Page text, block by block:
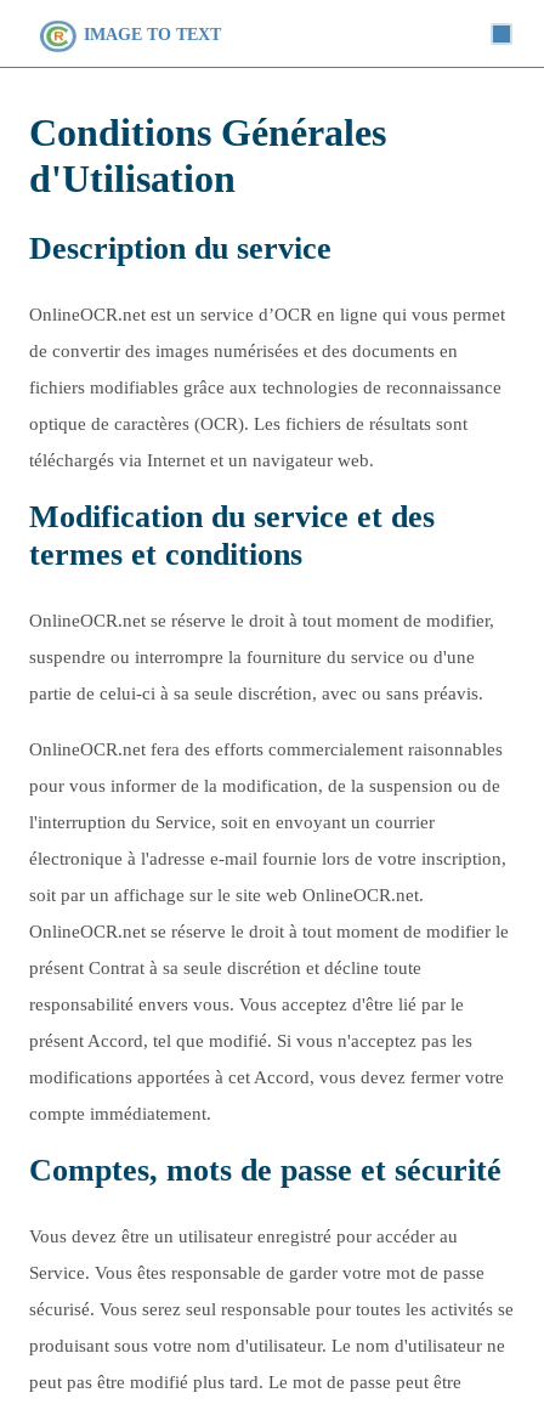
IMAGE TO TEXT
Conditions Générales
d'Utilisation
Description du service
OnlineOCR.net est un service d’OCR en ligne qui vous permet
de convertir des images numérisées et des documents en
fichiers modifiables grâce aux technologies de reconnaissance
optique de caractères (OCR). Les fichiers de résultats sont
téléchargés via Internet et un navigateur web.
Modification du service et des
termes et conditions
OnlineOCR.net se réserve le droit à tout moment de modifier,
suspendre ou interrompre la fourniture du service ou d'une
partie de celui-ci à sa seule discrétion, avec ou sans préavis.
OnlineOCR.net fera des efforts commercialement raisonnables
pour vous informer de la modification, de la suspension ou de
l'interruption du Service, soit en envoyant un courrier
électronique à l'adresse e-mail fournie lors de votre inscription,
soit par un affichage sur le site web OnlineOCR.net.
OnlineOCR.net se réserve le droit à tout moment de modifier le
présent Contrat à sa seule discrétion et décline toute
responsabilité envers vous. Vous acceptez d'être lié par le
présent Accord, tel que modifié. Si vous n'acceptez pas les
modifications apportées à cet Accord, vous devez fermer votre
compte immédiatement.
Comptes, mots de passe et sécurité
Vous devez être un utilisateur enregistré pour accéder au
Service. Vous êtes responsable de garder votre mot de passe
sécurisé. Vous serez seul responsable pour toutes les activités se
produisant sous votre nom d'utilisateur. Le nom d'utilisateur ne
peut pas être modifié plus tard. Le mot de passe peut être